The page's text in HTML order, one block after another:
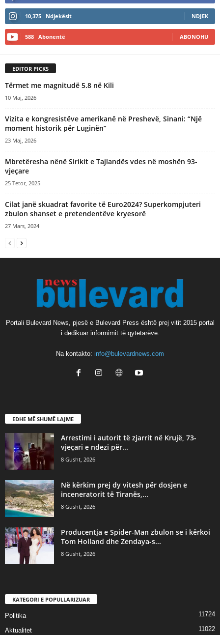
10,375 Ndjekësit NDJEK
588 Abonentë ABONOHU
EDITOR PICKS
Tërmet me magnitudë 5.8 në Kili
10 Maj, 2026
Vizita e kongresistëve amerikanë në Preshevë, Sinani: “Një
moment historik për Luginën”
23 Maj, 2026
Mbretëresha nënë Sirikit e Tajlandës vdes në moshën 93-
vjeçare
25 Tetor, 2025
Cilat janë skuadrat favorite të Euro2024? Superkompjuteri
zbulon shanset e pretendentëve kryesorë
27 Mars, 2024
Portali Bulevard News, pjesë e Bulevard Press është prej vitit 2015 portal
i dedikuar informimit të qytetarëve.
Na kontakto: info@bulevardnews.com
EDHE MË SHUMË LAJME
Arrestimi i autorit të zjarrit në Krujë, 73-
vjeçari e ndezi për...
8 Gusht, 2026
Në kërkim prej dy vitesh për dosjen e
inceneratorit të Tiranës,...
8 Gusht, 2026
Producentja e Spider-Man zbulon se i kërkoi
Tom Holland dhe Zendaya-s...
8 Gusht, 2026
KATEGORI E POPULLARIZUAR
Politika 11724
Aktualitet 11022